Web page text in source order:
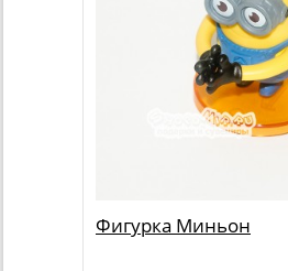
Фигурка Миньон